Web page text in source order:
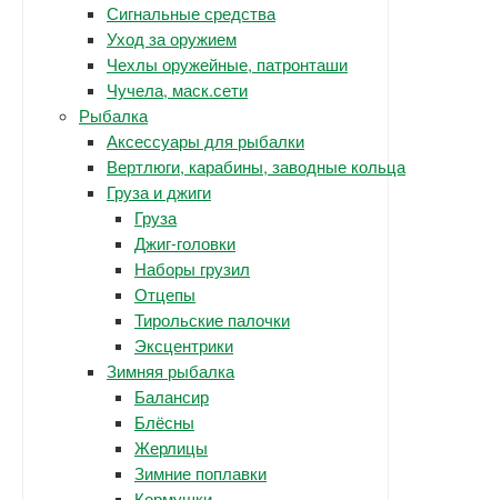
Сигнальные средства
Уход за оружием
Чехлы оружейные, патронташи
Чучела, маск.сети
Рыбалка
Аксессуары для рыбалки
Вертлюги, карабины, заводные кольца
Груза и джиги
Груза
Джиг-головки
Наборы грузил
Отцепы
Тирольские палочки
Эксцентрики
Зимняя рыбалка
Балансир
Блёсны
Жерлицы
Зимние поплавки